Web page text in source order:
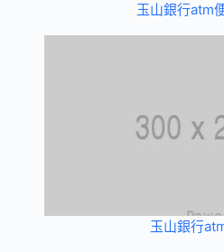
玉山銀行atm
玉山銀行